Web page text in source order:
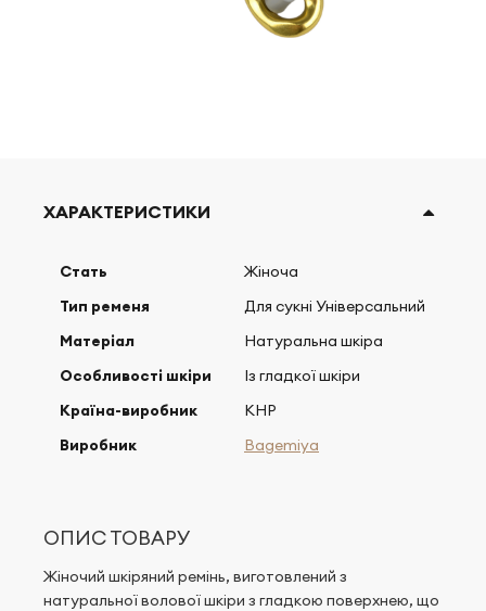
ХАРАКТЕРИСТИКИ
Стать
Жіноча
Тип ременя
Для сукні Універсальний
Матеріал
Натуральна шкіра
Особливості шкіри
Із гладкої шкіри
Країна-виробник
КНР
Виробник
Bagemiya
ОПИС ТОВАРУ
Жіночий шкіряний ремінь, виготовлений з
натуральної волової шкіри з гладкою поверхнею, що